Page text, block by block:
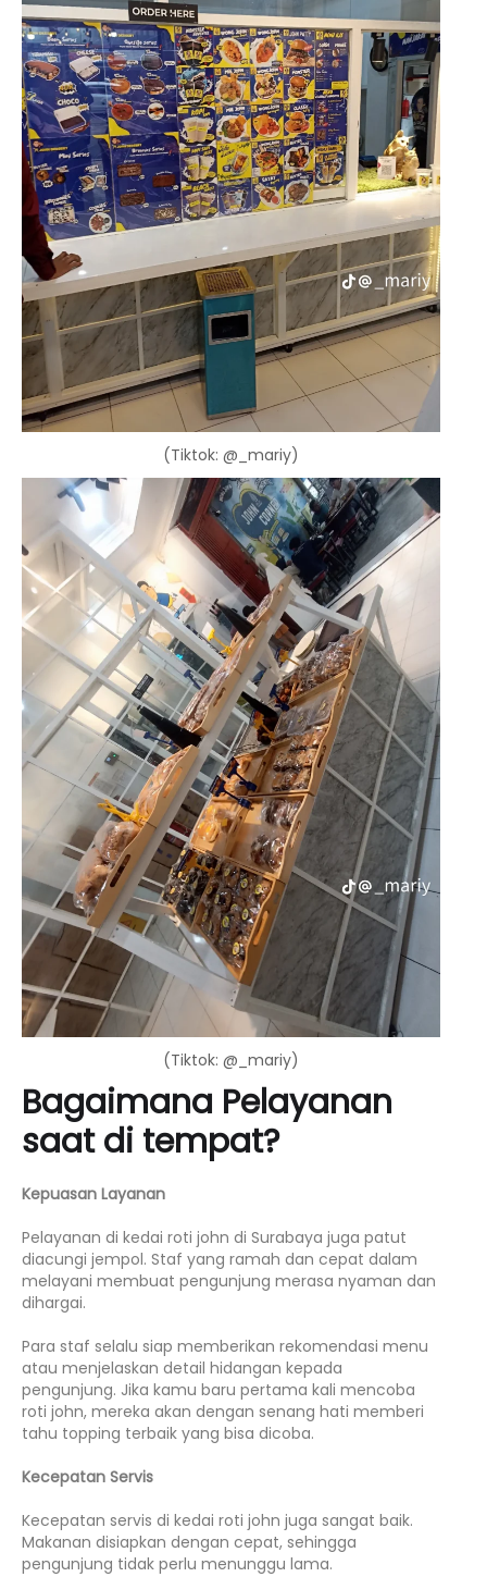
(Tiktok: @_mariy)
(Tiktok: @_mariy)
Bagaimana Pelayanan
saat di tempat?
Kepuasan Layanan
Pelayanan di kedai roti john di Surabaya juga patut
diacungi jempol. Staf yang ramah dan cepat dalam
melayani membuat pengunjung merasa nyaman dan
dihargai.
Para staf selalu siap memberikan rekomendasi menu
atau menjelaskan detail hidangan kepada
pengunjung. Jika kamu baru pertama kali mencoba
roti john, mereka akan dengan senang hati memberi
tahu topping terbaik yang bisa dicoba.
Kecepatan Servis
Kecepatan servis di kedai roti john juga sangat baik.
Makanan disiapkan dengan cepat, sehingga
pengunjung tidak perlu menunggu lama.